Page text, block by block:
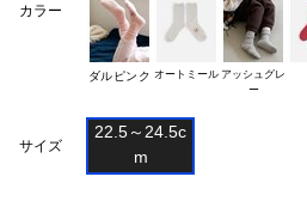
カラー
ダルピンク オートミール アッシュグレ
ー
サイズ
22.5～24.5c